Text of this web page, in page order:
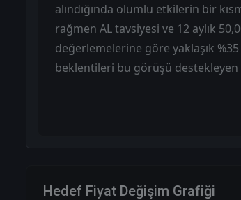
alındığında olumlu etkilerin bir
rağmen AL tavsiyesi ve 12 aylık
değerlemelerine göre yaklaşık
beklentileri bu görüşü
Hedef Fiyat Değişim Grafiği